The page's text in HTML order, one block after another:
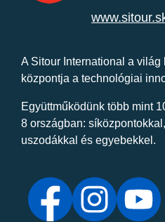
A Sitour International a
központja a technológiai
Együttműködünk több mint
8 országban:
uszodákkal és egyebekkel.